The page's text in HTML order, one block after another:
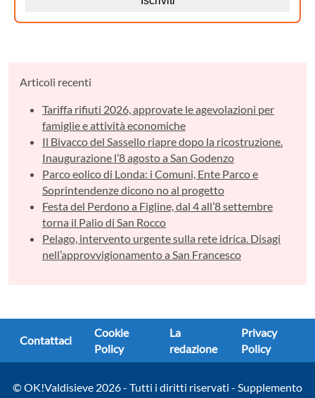
Articoli recenti
Tariffa rifiuti 2026, approvate le agevolazioni per
famiglie e attività economiche
Il Bivacco del Sassello riapre dopo la ricostruzione.
Inaugurazione l’8 agosto a San Godenzo
Parco eolico di Londa: i Comuni, Ente Parco e
Soprintendenze dicono no al progetto
Festa del Perdono a Figline, dal 4 all’8 settembre
torna il Palio di San Rocco
Pelago, intervento urgente sulla rete idrica. Disagi
nell’approvvigionamento a San Francesco
Contattaci
Cookie
Policy
La
redazione
Privacy
Policy
© OK!Valdisieve 2026 - Tutti i diritti riservati - Supplemento